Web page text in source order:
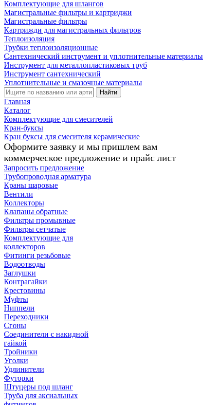
Комплектующие для шлангов
Магистральные фильтры и картриджи
Магистральные фильтры
Картрижди для магистральных фильтров
Теплоизоляция
Трубки теплоизоляционные
Сантехнический инструмент и уплотнительные материалы
Инструмент для металлопластиковых труб
Инструмент сантехнический
Уплотнительные и смазочные материалы
Найти
Главная
Каталог
Комплектующие для смесителей
Кран-буксы
Кран буксы для смесителя керамические
Оформите заявку и мы пришлем вам
коммерческое предложение и прайс лист
Запросить предложение
Трубопроводная арматура
Краны шаровые
Вентили
Коллекторы
Клапаны обратные
Фильтры промывные
Фильтры сетчатые
Комплектующие для
коллекторов
Фитинги резьбовые
Водоотводы
Заглушки
Контрагайки
Крестовины
Муфты
Ниппели
Переходники
Сгоны
Соединители с накидной
гайкой
Тройники
Уголки
Удлинители
Футорки
Штуцеры под шланг
Труба для аксиальных